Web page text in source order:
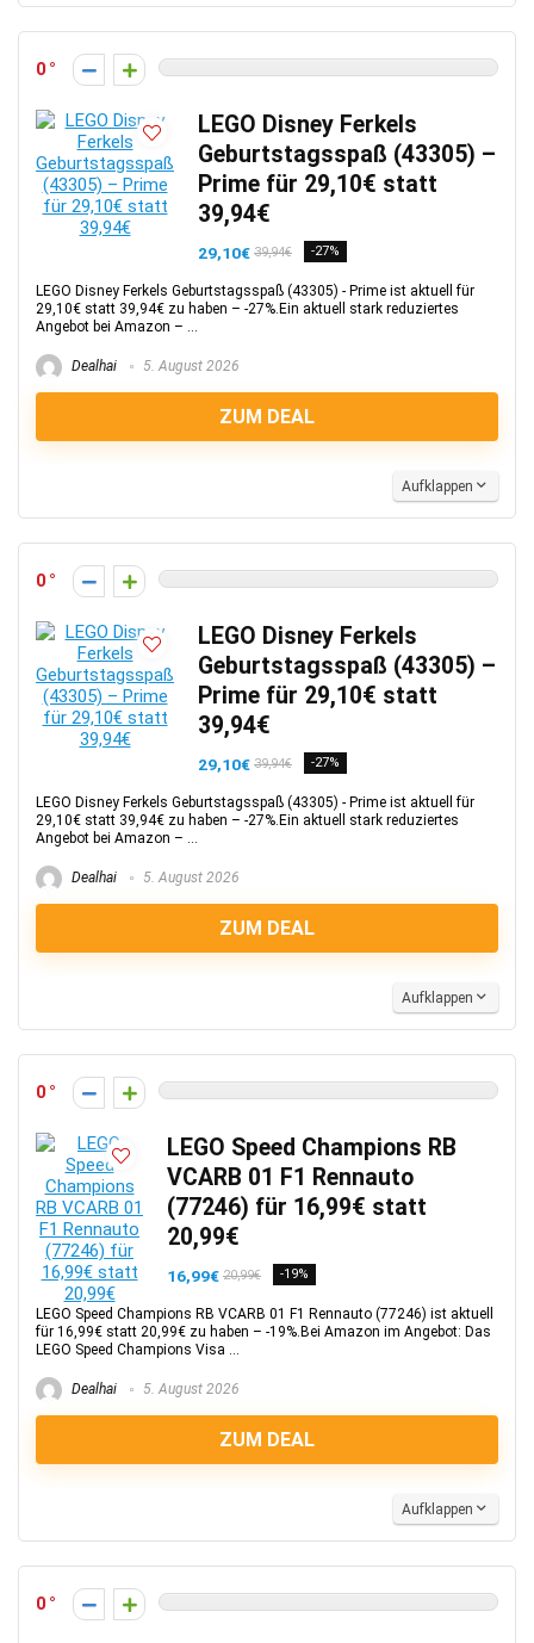
0
LEGO Disney Ferkels
Geburtstagsspaß (43305) –
Prime für 29,10€ statt
39,94€
29,10€ 39,94€ -27%
LEGO Disney Ferkels Geburtstagsspaß (43305) - Prime ist aktuell für
29,10€ statt 39,94€ zu haben – -27%.Ein aktuell stark reduziertes
Angebot bei Amazon – ...
Dealhai 5. August 2026
ZUM DEAL
Aufklappen
0
LEGO Disney Ferkels
Geburtstagsspaß (43305) –
Prime für 29,10€ statt
39,94€
29,10€ 39,94€ -27%
LEGO Disney Ferkels Geburtstagsspaß (43305) - Prime ist aktuell für
29,10€ statt 39,94€ zu haben – -27%.Ein aktuell stark reduziertes
Angebot bei Amazon – ...
Dealhai 5. August 2026
ZUM DEAL
Aufklappen
0
LEGO Speed Champions RB
VCARB 01 F1 Rennauto
(77246) für 16,99€ statt
20,99€
16,99€ 20,99€ -19%
LEGO Speed Champions RB VCARB 01 F1 Rennauto (77246) ist aktuell
für 16,99€ statt 20,99€ zu haben – -19%.Bei Amazon im Angebot: Das
LEGO Speed Champions Visa ...
Dealhai 5. August 2026
ZUM DEAL
Aufklappen
0